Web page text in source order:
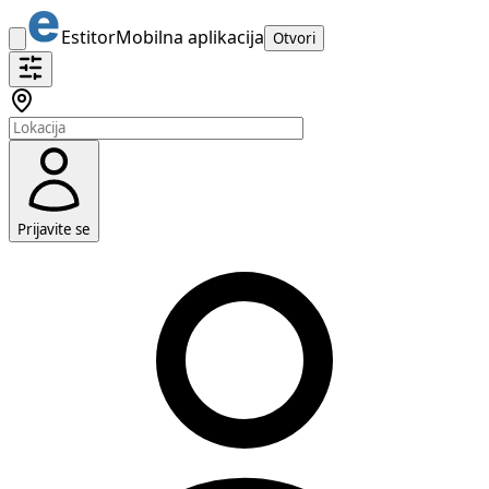
EstitorMobilna aplikacija Otvori
Prijavite se